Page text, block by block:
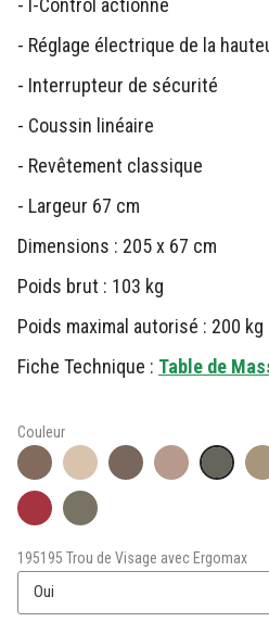
- I-Control actionné
- Réglage électrique de la
- Interrupteur de sécurité
- Coussin linéaire
- Revêtement classique
- Largeur 67 cm
Dimensions : 205 x 67 cm
Poids brut : 103 kg
Poids maximal autorisé : 200 kg
Fiche Technique : Table de
Couleur
195195 Trou de Visage avec Ergomax